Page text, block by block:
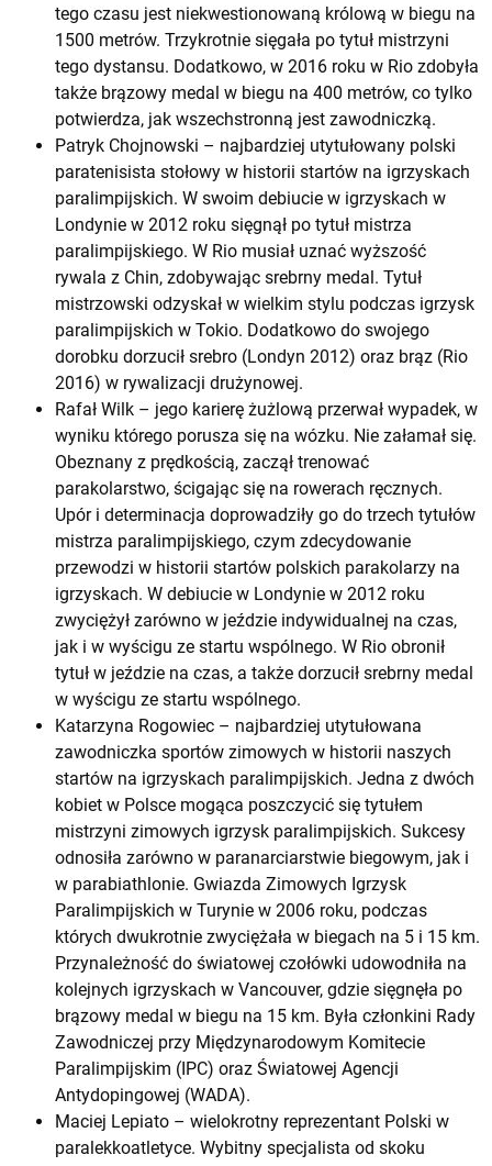
tego czasu jest niekwestionowaną królową w biegu na
1500 metrów. Trzykrotnie sięgała po tytuł mistrzyni
tego dystansu. Dodatkowo, w 2016 roku w Rio zdobyła
także brązowy medal w biegu na 400 metrów, co tylko
potwierdza, jak wszechstronną jest zawodniczką.
Patryk Chojnowski – najbardziej utytułowany polski
paratenisista stołowy w historii startów na igrzyskach
paralimpijskich. W swoim debiucie w igrzyskach w
Londynie w 2012 roku sięgnął po tytuł mistrza
paralimpijskiego. W Rio musiał uznać wyższość
rywala z Chin, zdobywając srebrny medal. Tytuł
mistrzowski odzyskał w wielkim stylu podczas igrzysk
paralimpijskich w Tokio. Dodatkowo do swojego
dorobku dorzucił srebro (Londyn 2012) oraz brąz (Rio
2016) w rywalizacji drużynowej.
Rafał Wilk – jego karierę żużlową przerwał wypadek, w
wyniku którego porusza się na wózku. Nie załamał się.
Obeznany z prędkością, zaczął trenować
parakolarstwo, ścigając się na rowerach ręcznych.
Upór i determinacja doprowadziły go do trzech tytułów
mistrza paralimpijskiego, czym zdecydowanie
przewodzi w historii startów polskich parakolarzy na
igrzyskach. W debiucie w Londynie w 2012 roku
zwyciężył zarówno w jeździe indywidualnej na czas,
jak i w wyścigu ze startu wspólnego. W Rio obronił
tytuł w jeździe na czas, a także dorzucił srebrny medal
w wyścigu ze startu wspólnego.
Katarzyna Rogowiec – najbardziej utytułowana
zawodniczka sportów zimowych w historii naszych
startów na igrzyskach paralimpijskich. Jedna z dwóch
kobiet w Polsce mogąca poszczycić się tytułem
mistrzyni zimowych igrzysk paralimpijskich. Sukcesy
odnosiła zarówno w paranarciarstwie biegowym, jak i
w parabiathlonie. Gwiazda Zimowych Igrzysk
Paralimpijskich w Turynie w 2006 roku, podczas
których dwukrotnie zwyciężała w biegach na 5 i 15 km.
Przynależność do światowej czołówki udowodniła na
kolejnych igrzyskach w Vancouver, gdzie sięgnęła po
brązowy medal w biegu na 15 km. Była członkini Rady
Zawodniczej przy Międzynarodowym Komitecie
Paralimpijskim (IPC) oraz Światowej Agencji
Antydopingowej (WADA).
Maciej Lepiato – wielokrotny reprezentant Polski w
paralekkoatletyce. Wybitny specjalista od skoku